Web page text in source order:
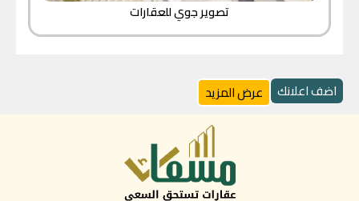
تصوير جوي للعقارات
اضف اعلانك عرض المزيد